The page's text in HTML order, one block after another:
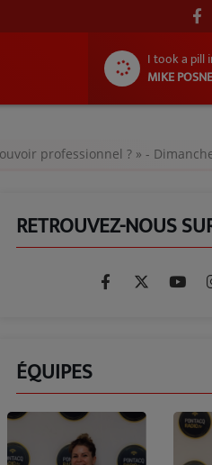
I took a pill
MIKE
professionnel ? » - Dimanche 30
RETROUVEZ-NOUS
ÉQUIPES